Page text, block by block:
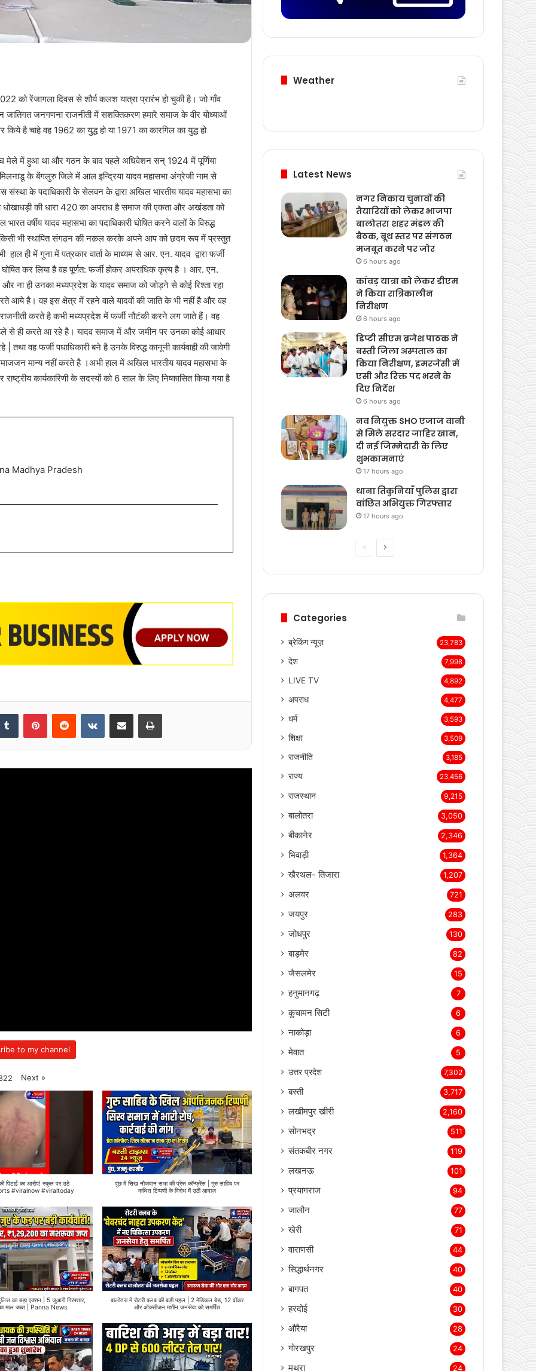
को रेंजागला दिवस से शौर्य कलश यात्रा प्रारंभ हो चुकी है। जो गाँव
जनगणना राजनीती में सशक्तिकरण हमारे समाज के वीर योध्याओं
है चाहे वह 1962 का युद्ध हो या 1971 का कारगिल का युद्ध हो
मेले में हुआ था और गठन के बाद पहले अधिवेशन सन् 1924 में पूर्णिया
के बेंगलुरु जिले में आल इन्द्रिया यादव महासभा अंग्रेजी नाम से
के पदाधिकारी के सेलवन के द्वारा अखिल भारतीय यादव महासभा का
धोखाधड़ी की धारा 420 का अपराध है समाज की एकता और अखंडता को
यादव महासभा का पदाधिकारी घोषित करने वालों के विरुद्ध
भी स्थापित संगठन की नक़ल करके अपने आप को छदम रूप में प्रस्तुत
ही में गुना में पत्रकार वार्ता के माध्यम से आर. एन. यादव द्वारा फर्जी
कर लिया है वह पूर्णत: फर्जी होकर अपराधिक कृत्य है । आर. एन.
और ना ही उनका मध्यप्रदेश के यादव समाज को जोड़ने से कोई रिश्ता रहा
आये है। वह इस क्षेत्र में रहने वाले यादवों की जाति के भी नहीं है और वह
करते है कभी मध्यप्रदेश में फर्जी नौटंकी करने लग जाते हैं। वह
से ही करते आ रहे है। यादव समाज में और जमीन पर उनका कोई आधार
वह फर्जी पधाधिकारी बने है उनके विरुद्ध कानूनी कार्यवाही की जावेगी
मान्य नहीं करते है ।अभी हाल में अखिल भारतीय यादव महासभा के
कार्यकारिणी के सदस्यों को 6 साल के लिए निष्कासित किया गया है
Madhya Pradesh
Tumblr PinterestReddit VKontakteShare via Email Print
to my channel
Next »
पिटाई का आरोप! स्कूल पर उठे
#viralnow #viraltoday
पुंछ में सिख नौजवान सभा की प्रेस कॉन्फ्रेंस | गुरु साहिब पर
कथित टिप्पणी के विरोध में उठी आवाज़
का बड़ा एक्शन | 5 जुआरी गिरफ्तार,
माल जब्त | Panna News
बालोतरा में रोटरी क्लब की बड़ी पहल | 2 मेडिकल बेड, 12 वॉकर
और ऑक्सीजन मशीन जनसेवा को समर्पित
Weather
Latest News
नगर निकाय चुनावों की
तैयारियों को लेकर भाजपा
बालोतरा शहर मंडल की
बैठक, बूथ स्तर पर संगठन
मजबूत करने पर जोर
6 hours ago
कांवड़ यात्रा को लेकर डीएम
ने किया रात्रिकालीन
निरीक्षण
6 hours ago
डिप्टी सीएम ब्रजेश पाठक ने
बस्ती जिला अस्पताल का
किया निरीक्षण, इमरजेंसी में
एसी और रिक्त पद भरने के
दिए निर्देश
6 hours ago
नव नियुक्त SHO एजाज वानी
से मिले सरदार जाहिर खान,
दी नई जिम्मेदारी के लिए
शुभकामनाएं
17 hours ago
थाना तिकुनियाँ पुलिस द्वारा
वांछित अभियुक्त गिरफ्तार
17 hours ago
PreviousNext
Categories
ब्रेकिंग न्यूज़ 23,783
देश 7,998
LIVE TV 4,892
अपराध 4,477
धर्म 3,593
शिक्षा 3,509
राजनीति 3,185
राज्य 23,456
राजस्थान 9,215
बालोतरा 3,050
बीकानेर 2,346
भिवाड़ी 1,364
खैरथल- तिजारा 1,207
अलवर 721
जयपुर 283
जोधपुर 130
बाड़मेर 82
जैसलमेर 15
हनुमानगढ़ 7
कुचामन सिटी 6
नाकोड़ा 6
मेवात 5
उत्तर प्रदेश 7,302
बस्ती 3,717
लखीमपुर खीरी 2,160
सोनभद्र 511
संतकबीर नगर 119
लखनऊ 101
प्रयागराज 94
जालौन 77
खेरी 71
वाराणसी 44
सिद्धार्थनगर 40
बागपत 40
हरदोई 30
औरैया 28
गोरखपुर 24
मथुरा 24